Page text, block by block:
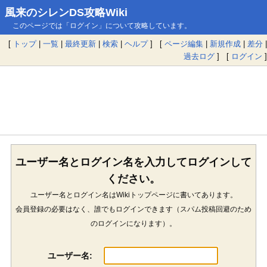
風来のシレンDS攻略Wiki
このページでは「ログイン」について攻略しています。
[ トップ| 一覧 | 最終更新 | 検索 | ヘルプ] [ ページ編集 | 新規作成 | 差分 |
過去ログ ] [ ログイン ]
ユーザー名とログイン名を入力してログインして
ください。
ユーザー名とログイン名はWikiトップページに書いてあります。
会員登録の必要はなく、誰でもログインできます（スパム投稿回避のため
のログインになります）。
ユーザー名: